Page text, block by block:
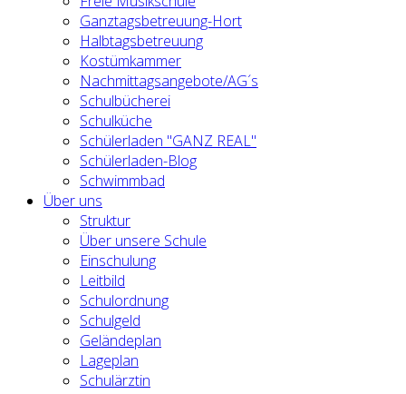
Ganztagsbetreuung-Hort
Halbtagsbetreuung
Kostümkammer
Nachmittagsangebote/AG´s
Schulbücherei
Schulküche
Schülerladen "GANZ REAL"
Schülerladen-Blog
Schwimmbad
Über uns
Struktur
Über unsere Schule
Einschulung
Leitbild
Schulordnung
Schulgeld
Geländeplan
Lageplan
Schulärztin